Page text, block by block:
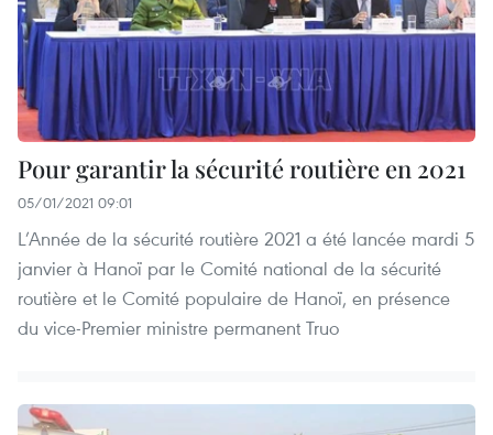
Pour garantir la sécurité routière en 2021
05/01/2021 09:01
L’Année de la sécurité routière 2021 a été lancée mardi 5
janvier à Hanoï par le Comité national de la sécurité
routière et le Comité populaire de Hanoï, en présence
du vice-Premier ministre permanent Truo